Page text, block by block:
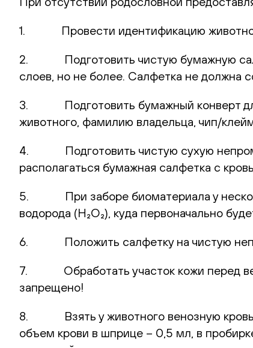
1. Провести идентификацию
2. Подготовить чистую бумажную
слоев, но не более. Салфетка не должна
3. Подготовить бумажный конверт для
животного, фамилию владельца, чип/
4. Подготовить чистую сухую
располагаться бумажная салфетка с
5. При заборе биоматериала у
водорода (H₂O₂), куда первоначально
6. Положить салфетку на чистую
7. Обработать участок кожи перед
запрещено!
8. Взять у животного венозную кровь
объем крови в шприце – 0,5 мл, в